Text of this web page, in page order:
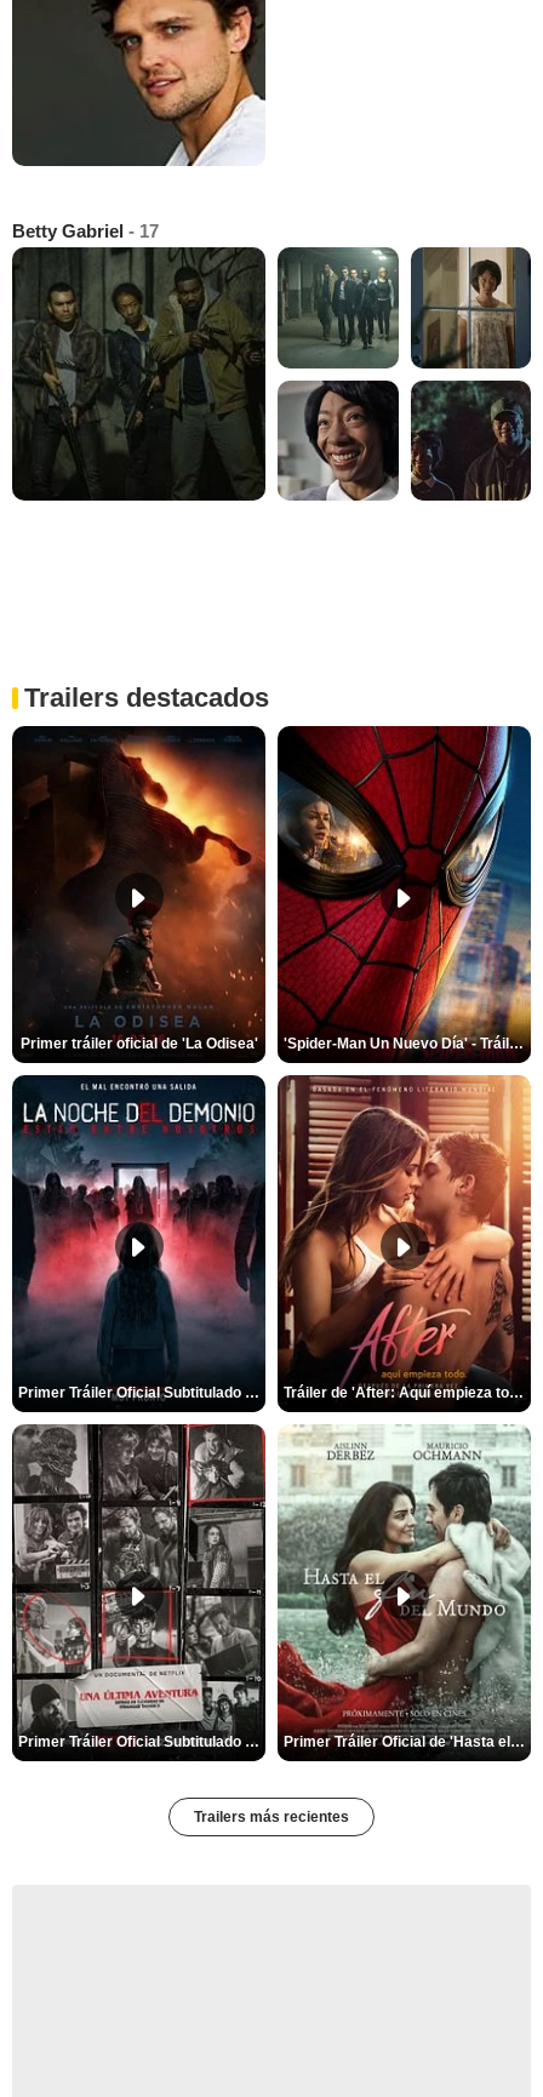
Betty Gabriel - 17
Trailers destacados
Primer tráiler oficial de 'La Odisea' 'Spider-Man Un Nuevo Día' - Tráiler oficial subtitulado
Primer Tráiler Oficial Subtitulado de 'La Noche Del Demonio: Están Entre Nosotros' Tráiler de 'After: Aquí empieza todo'
Primer Tráiler Oficial Subtitulado de 'Una última aventura: Detrás de cámaras de Stranger Things 5' Primer Tráiler Oficial de 'Hasta el fin del mundo'
Trailers más recientes